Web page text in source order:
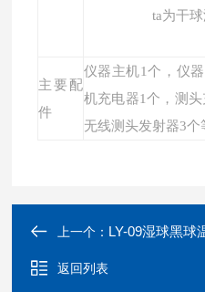
ta为干球温
主要配
件
仪器主机1个 ， 仪
机充电器1个， 测头
无线测头发射器3个
上一个： LY-09湿球黑球
返回列表